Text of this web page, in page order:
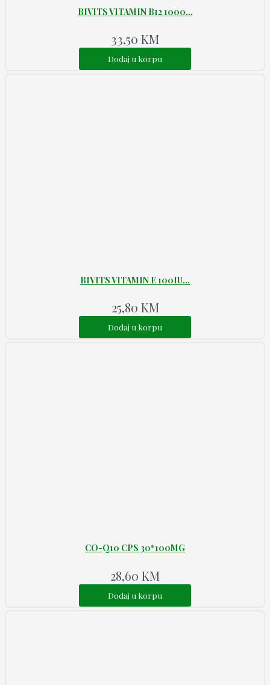
BIVITS VITAMIN B12 1000...
33,50 KM
Dodaj u korpu
BIVITS VITAMIN E 100IU...
25,80 KM
Dodaj u korpu
CO-Q10 CPS 30*100MG
28,60 KM
Dodaj u korpu